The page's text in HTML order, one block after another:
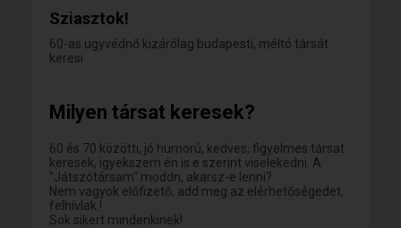
Sziasztok!
60-as ügyvédnő kizárólag budapesti, méltó társát
keresi
Milyen társat keresek?
60 és 70 közötti, jó humorú, kedves, figyelmes társat
keresek, igyekszem én is e szerint viselekedni. A
"Játszótársam" moddn, akarsz-e lenni?
Nem vagyok előfizető, add meg az elérhetőségedet,
felhívlak.!
Sok sikert mindenkinek!